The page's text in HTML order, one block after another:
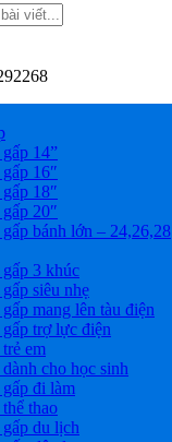
14”
16″
18″
20″
bánh lớn – 24,26,28
3 khúc
siêu nhẹ
mang lên tàu điện
trợ lực điện
em
cho học sinh
đi làm
thao
du lịch